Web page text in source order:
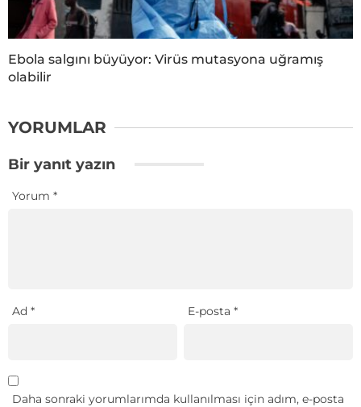
Ebola salgını büyüyor: Virüs mutasyona uğramış
olabilir
YORUMLAR
Bir yanıt yazın
Yorum *
Ad * E-posta*
Daha sonraki yorumlarımda kullanılması için adım, e-posta